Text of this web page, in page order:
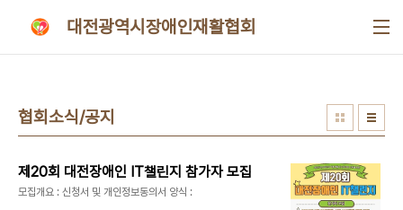
대전광역시장애인재활협회
협회소식/공지
제20회 대전장애인 IT챌린지 참가자 모집
모집개요 : 신청서 및 개인정보동의서 양식 :